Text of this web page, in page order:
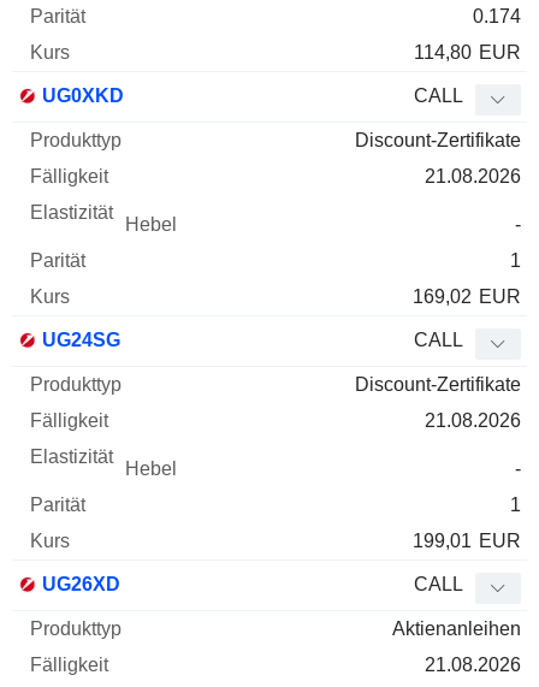
0.174
114,80 EUR
UG0XKD CALL
Discount-Zertifikate
21.08.2026
-
1
169,02 EUR
UG24SG CALL
Discount-Zertifikate
21.08.2026
-
1
199,01 EUR
UG26XD CALL
Aktienanleihen
21.08.2026